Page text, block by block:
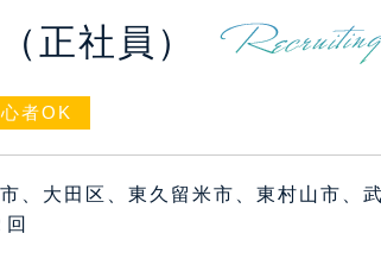
正社員）
者OK
、大田区、東久留米市、東村山市、